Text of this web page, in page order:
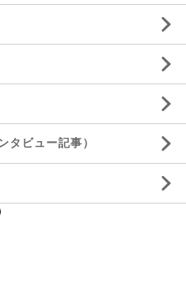
タビュー記事）